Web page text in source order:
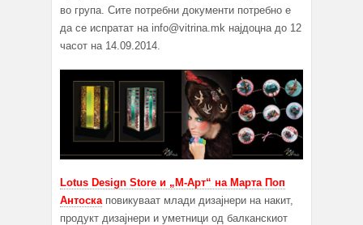
во група. Сите потребни документи потребно е
да се испратат на info@vitrina.mk најдоцна до 12
часот на 14.09.2014.
Lotus Design Store и „М-Арт“ на Марта Поп
Антоскаповикуваат млади дизајнери на накит,
продукт дизајнери и уметници oд балканскиот